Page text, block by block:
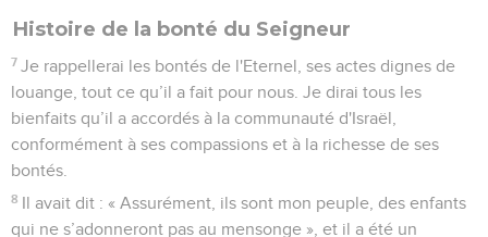
Histoire de la bonté du Seigneur
7 Je rappellerai les bontés de l'Eternel, ses actes dignes de
louange, tout ce qu’il a fait pour nous. Je dirai tous les
bienfaits qu’il a accordés à la communauté d'Israël,
conformément à ses compassions et à la richesse de ses
bontés.
8 Il avait dit : « Assurément, ils sont mon peuple, des enfants
qui ne s’adonneront pas au mensonge », et il a été un